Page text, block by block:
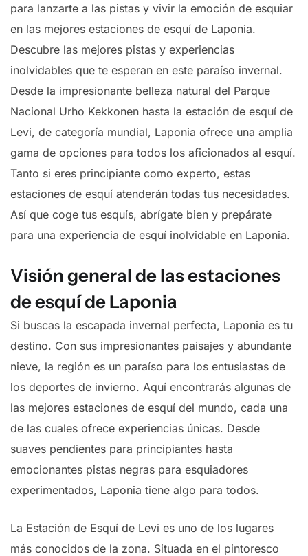
para lanzarte a las pistas y vivir la emoción de esquiar
en las mejores estaciones de esquí de Laponia.
Descubre las mejores pistas y experiencias
inolvidables que te esperan en este paraíso invernal.
Desde la impresionante belleza natural del Parque
Nacional Urho Kekkonen hasta la estación de esquí de
Levi, de categoría mundial, Laponia ofrece una amplia
gama de opciones para todos los aficionados al esquí.
Tanto si eres principiante como experto, estas
estaciones de esquí atenderán todas tus necesidades.
Así que coge tus esquís, abrígate bien y prepárate
para una experiencia de esquí inolvidable en Laponia.
Visión general de las estaciones
de esquí de Laponia
Si buscas la escapada invernal perfecta, Laponia es tu
destino. Con sus impresionantes paisajes y abundante
nieve, la región es un paraíso para los entusiastas de
los deportes de invierno. Aquí encontrarás algunas de
las mejores estaciones de esquí del mundo, cada una
de las cuales ofrece experiencias únicas. Desde
suaves pendientes para principiantes hasta
emocionantes pistas negras para esquiadores
experimentados, Laponia tiene algo para todos.
La Estación de Esquí de Levi es uno de los lugares
más conocidos de la zona. Situada en el pintoresco